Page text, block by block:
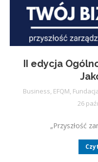
II edycja
Business, EFQM,
26
„Przyszłość